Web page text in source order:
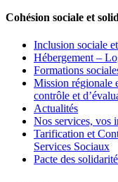
Cohésion sociale et
Inclusion sociale
Hébergement –
Formations
Mission régionale
contrôle et
Actualités
Nos services, vos
Tarification et
Services Sociaux
Pacte des